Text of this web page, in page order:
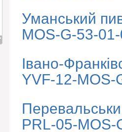
Уманський
MOS-G-53-
Івано-
YVF-12-MOS-
PRL-05-MOS-